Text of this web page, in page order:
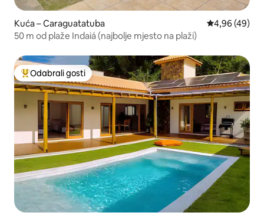
Kuća – Caraguatatuba Prosječna
4,96 (49)
50 m od plaže Indaiá (najbolje mjesto na plaži)
Među najviše rangiranima s oznakom „Odabrali gosti”
Odabrali gosti